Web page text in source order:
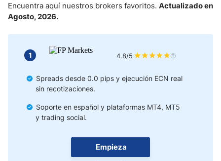
Estrategia de Trading
Cómo Ganan Dinero los Brókers
Métodos de Pago del Brokér
Trading en Diferentes Regiones
Encuentra aquí nuestros brokers favoritos. Actualizado en
Agosto, 2026.
Empieza
1 4.8/5
Spreads desde 0.0 pips y ejecución ECN real
sin recotizaciones.
Soporte en español y plataformas MT4, MT5
y trading social.